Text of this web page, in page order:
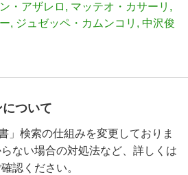
・アザレロ
マッテオ・カサーリ
ジュゼッペ・カムンコリ
中沢俊
ついて
」検索の仕組みを変更しておりま
ない場合の対処法など、詳しくは
認ください。